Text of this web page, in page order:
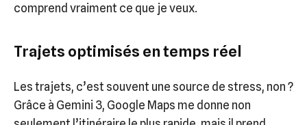
comprend vraiment ce que je veux.
Trajets optimisés en temps réel
Les trajets, c’est souvent une source de stress, non ?
Grâce à Gemini 3, Google Maps me donne non